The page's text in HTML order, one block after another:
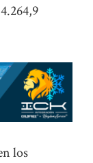
los